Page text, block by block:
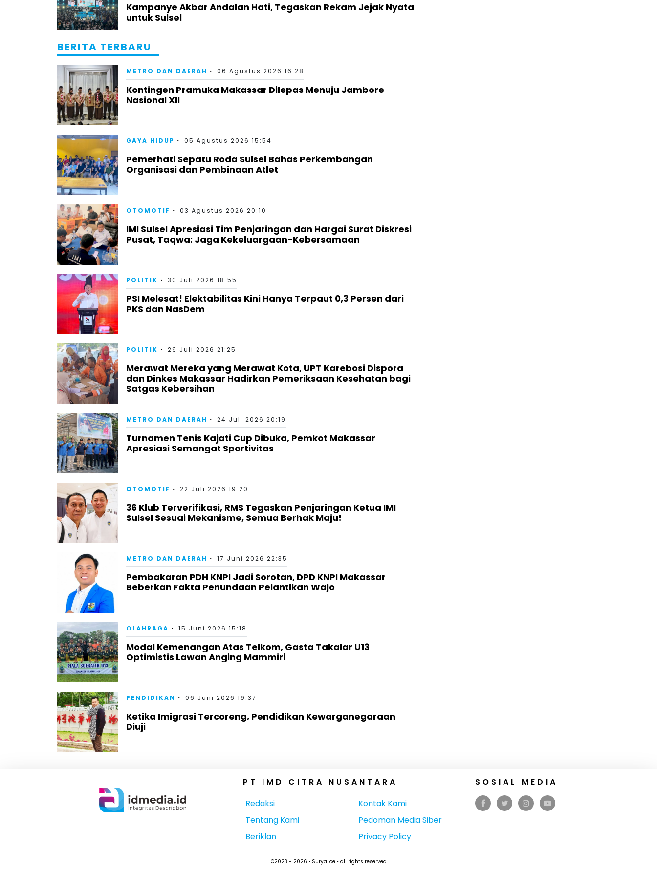
Kampanye Akbar Andalan Hati, Tegaskan Rekam Jejak Nyata
untuk Sulsel
BERITA TERBARU
METRO DAN DAERAH 06 Agustus 2026 16:28
Kontingen Pramuka Makassar Dilepas Menuju Jambore
Nasional XII
GAYA HIDUP 05 Agustus 2026 15:54
Pemerhati Sepatu Roda Sulsel Bahas Perkembangan
Organisasi dan Pembinaan Atlet
OTOMOTIF 03 Agustus 2026 20:10
IMI Sulsel Apresiasi Tim Penjaringan dan Hargai Surat Diskresi
Pusat, Taqwa: Jaga Kekeluargaan-Kebersamaan
POLITIK 30 Juli 2026 18:55
PSI Melesat! Elektabilitas Kini Hanya Terpaut 0,3 Persen dari
PKS dan NasDem
POLITIK 29 Juli 2026 21:25
Merawat Mereka yang Merawat Kota, UPT Karebosi Dispora
dan Dinkes Makassar Hadirkan Pemeriksaan Kesehatan bagi
Satgas Kebersihan
METRO DAN DAERAH 24 Juli 2026 20:19
Turnamen Tenis Kajati Cup Dibuka, Pemkot Makassar
Apresiasi Semangat Sportivitas
OTOMOTIF 22 Juli 2026 19:20
36 Klub Terverifikasi, RMS Tegaskan Penjaringan Ketua IMI
Sulsel Sesuai Mekanisme, Semua Berhak Maju!
METRO DAN DAERAH 17 Juni 2026 22:35
Pembakaran PDH KNPI Jadi Sorotan, DPD KNPI Makassar
Beberkan Fakta Penundaan Pelantikan Wajo
OLAHRAGA 15 Juni 2026 15:18
Modal Kemenangan Atas Telkom, Gasta Takalar U13
Optimistis Lawan Anging Mammiri
PENDIDIKAN 06 Juni 2026 19:37
Ketika Imigrasi Tercoreng, Pendidikan Kewarganegaraan
Diuji
PT IMD CITRA NUSANTARA
Redaksi
Tentang Kami
Beriklan
Kontak Kami
Pedoman Media Siber
Privacy Policy
SOSIAL MEDIA
©2023 - 2026 • SuryaLoe • all rights reserved